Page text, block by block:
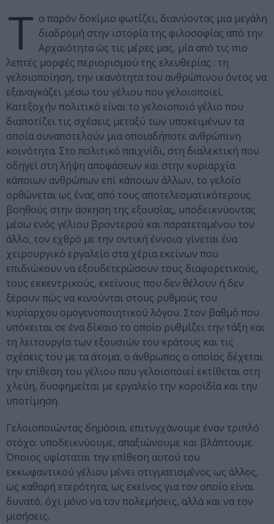
Τ ο παρόν δοκίμιο φωτίζει, διανύοντας μια μεγάλη
διαδρομή στην ιστορία της φιλοσοφίας από την
Αρχαιότητα ώς τις μέρες μας, μία από τις πιο
λεπτές μορφές περιορισμού της ελευθερίας : τη
γελοιοποίηση, την ικανότητα του ανθρώπινου όντος να
εξαναγκάζει μέσω του γέλιου που γελοιοποιεί.
Κατεξοχήν πολιτικό είναι το γελοιοποιό γέλιο που
διαποτίζει τις σχέσεις μεταξύ των υποκειμένων τα
οποία συναποτελούν μια οποιαδήποτε ανθρώπινη
κοινότητα. Στο πολιτικό παιχνίδι, στη διαλεκτική που
οδηγεί στη λήψη αποφάσεων και στην κυριαρχία
κάποιων ανθρώπων επί κάποιων άλλων, το γελοίο
ορθώνεται ως ένας από τους αποτελεσματικότερους
βοηθούς στην άσκηση της εξουσίας, υποδεικνύοντας
μέσω ενός γέλιου βροντερού και παρατεταμένου τον
άλλο, τον εχθρό με την οντική έννοια· γίνεται ένα
χειρουργικό εργαλείο στα χέρια εκείνων που
επιδιώκουν να εξουδετερώσουν τους διαφορετικούς,
τους εκκεντρικούς, εκείνους που δεν θέλουν ή δεν
ξέρουν πώς να κινούνται στους ρυθμούς του
κυρίαρχου ομογενοποιητικού λόγου. Στον βαθμό που
υπόκειται σε ένα δίκαιο το οποίο ρυθμίζει την τάξη και
τη λειτουργία των εξουσιών του κράτους και τις
σχέσεις του με τα άτομα, ο άνθρωπος ο οποίος δέχεται
την επίθεση του γέλιου που γελοιοποιεί εκτίθεται στη
χλεύη, δυσφημείται με εργαλείο την κοροϊδία και την
υποτίμηση.
Γελοιοποιώντας δημόσια, επιτυγχάνουμε έναν τριπλό
στόχο: υποδεικνύουμε, απαξιώνουμε και βλάπτουμε.
Όποιος υφίσταται την επίθεση αυτού του
εκκωφαντικού γέλιου μένει στιγματισμένος ως άλλος,
ως καθαρή ετερότητα, ως εκείνος για τον οποίο είναι
δυνατό, όχι μόνο να τον πολεμήσεις, αλλά και να τον
μισήσεις.